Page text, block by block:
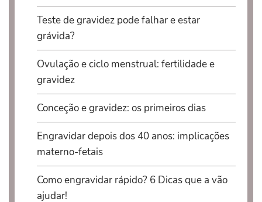
Teste de gravidez pode falhar e estar
grávida?
Ovulação e ciclo menstrual: fertilidade e
gravidez
Conceção e gravidez: os primeiros dias
Engravidar depois dos 40 anos: implicações
materno-fetais
Como engravidar rápido? 6 Dicas que a vão
ajudar!